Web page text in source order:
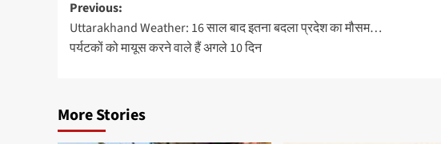
Previous:
Uttarakhand Weather: 16 साल बाद इतना बदला प्रदेश का मौसम…
पर्यटकों को मायूस करने वाले हैं अगले 10 दिन
More Stories